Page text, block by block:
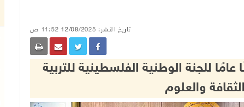
تاريخ النشر: 12/08/2025 11:52 ص
للجنة الوطنية الفلسطينية للتربية
والعلوم